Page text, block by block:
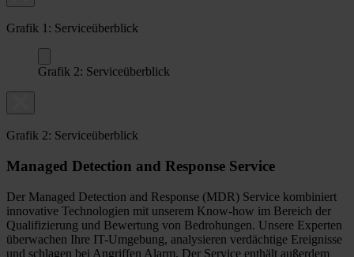
Grafik 1: Serviceüberblick
Grafik 2: Serviceüberblick
Grafik 2: Serviceüberblick
Managed Detection and Response Service
Der Managed Detection and Response (MDR) Service kombiniert
innovative Technologien mit unserem Know-how im Bereich der
Qualifizierung und Bewertung von Bedrohungen. Unsere Experten
überwachen Ihre IT-Umgebung, analysieren verdächtige Ereignisse
und schlagen bei Angriffen Alarm. Der Service enthält außerdem